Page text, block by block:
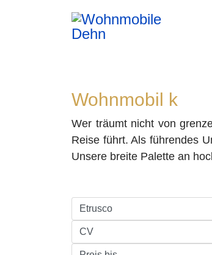
Wohnmobil
Wer träumt nicht von
Reise führt. Als führendes
Unsere breite Palette an